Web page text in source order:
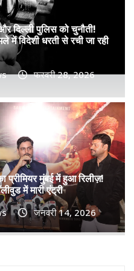
को
से फिल्म
दिल्ली पुलिस को चुनौती!
में विदेशी धरती से रची जा रही
फरवरी 28, 2026
प्रीमियर मुंबई में हुआ रिलीज़!
में मारी एंट्री
जनवरी 14, 2026